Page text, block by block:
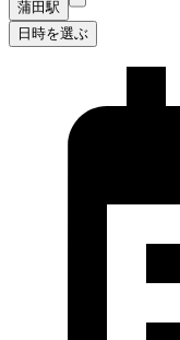
蒲田駅
日時を選ぶ